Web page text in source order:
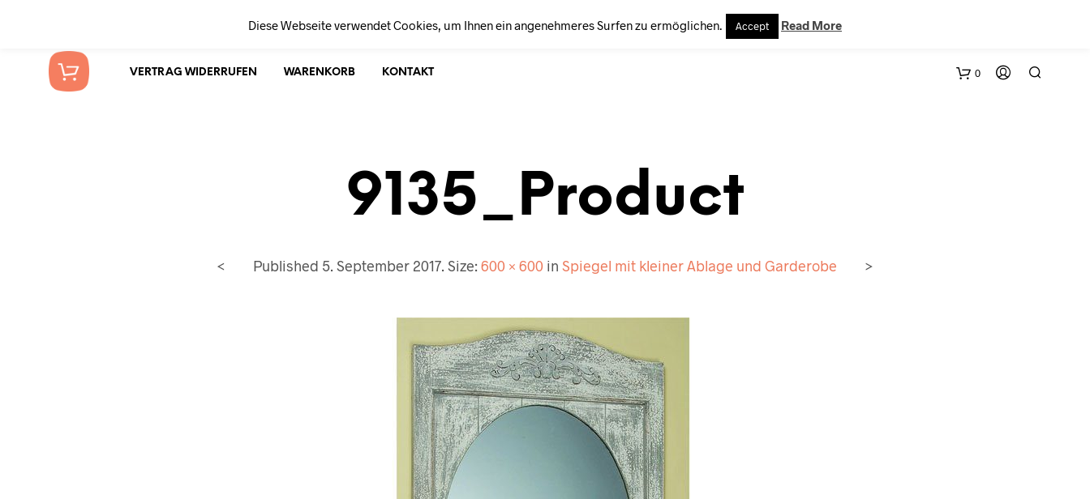
VERTRAG WIDERRUFEN
0
VERTRAG WIDERRUFEN WARENKORB KONTAKT
9135_Product
Published 5. September 2017. Size: 600 × 600in Spiegel mit kleiner Ablage und Garderobe
< >
Diese Webseite verwendet Cookies, um Ihnen ein angenehmeres Surfen zu ermöglichen. Accept Read More